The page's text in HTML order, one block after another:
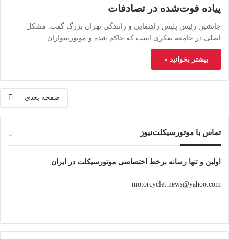
پیاده فوت‌شده در تصادفات
جانشین رئیس پلیس راهنمایی و رانندگی تهران بزرگ گفت: مشکل
اصلی در جامعه تفکری است که حاکم شده و موتورسواران…
بیشتر بخوانید »
صفحه بعدی
تماس با موتورسیکلت‌نیوز
اولین و تنها رسانه برخط اختصاصی موتورسیکلت در ایران
motorcyclet.news@yahoo.com